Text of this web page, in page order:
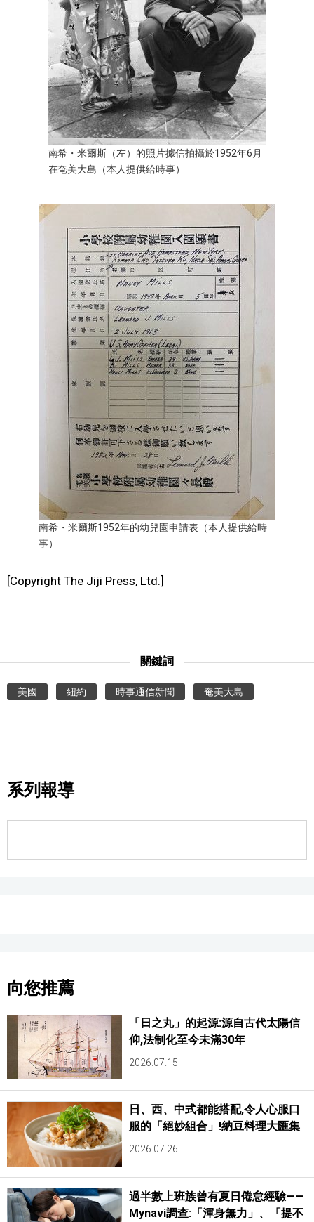
南希・米爾斯（左）的照片據信拍攝於1952年6月
在奄美大島（本人提供給時事）
南希・米爾斯1952年的幼兒園申請表（本人提供給時
事）
[Copyright The Jiji Press, Ltd.]
關鍵詞
美國 紐約 時事通信新聞 奄美大島
系列報導
向您推薦
「日之丸」的起源:源自古代太陽信
仰,法制化至今未滿30年
2026.07.15
日、西、中式都能搭配,令人心服口
服的「絕妙組合」!納豆料理大匯集
2026.07.26
過半數上班族曾有夏日倦怠經驗——
Mynavi調查:「渾身無力」、「提不